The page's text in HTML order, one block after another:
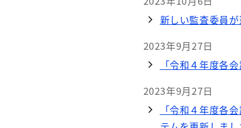
新しい監査委員が
2023年9月27日
「令和４年度各
2023年9月27日
「令和４年度各